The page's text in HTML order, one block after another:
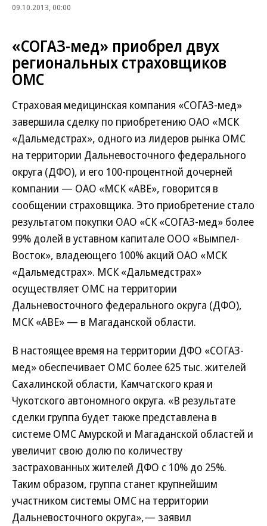
09.10.2013, 00:00
«СОГАЗ-мед» приобрел двух
региональных страховщиков
ОМС
Страховая медицинская компания «СОГАЗ-мед»
завершила сделку по приобретению ОАО «МСК
«Дальмедстрах», одного из лидеров рынка ОМС
на территории Дальневосточного федерального
округа (ДФО), и его 100-процентной дочерней
компании — ОАО «МСК «АВЕ», говорится в
сообщении страховщика. Это приобретение стало
результатом покупки ОАО «СК «СОГАЗ-мед» более
99% долей в уставном капитале ООО «Вымпел-
Восток», владеющего 100% акций ОАО «МСК
«Дальмедстрах». МСК «Дальмедстрах»
осуществляет ОМС на территории
Дальневосточного федерального округа (ДФО),
МСК «АВЕ» — в Магаданской области.
В настоящее время на территории ДФО «СОГАЗ-
мед» обеспечивает ОМС более 625 тыс. жителей
Сахалинской области, Камчатского края и
Чукотского автономного округа. «В результате
сделки группа будет также представлена в
системе ОМС Амурской и Магаданской областей и
увеличит свою долю по количеству
застрахованных жителей ДФО с 10% до 25%.
Таким образом, группа станет крупнейшим
участником системы ОМС на территории
Дальневосточного округа»,— заявил